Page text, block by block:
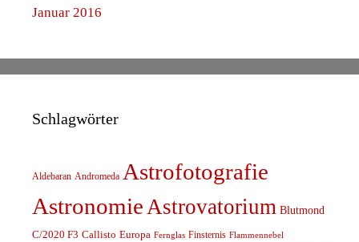
Januar 2016
Schlagwörter
Aldebaran Andromeda Astrofotografie
AstronomieAstrovatorium Blutmond
C/2020 F3 Callisto Europa Fernglas Finsternis Flammennebel